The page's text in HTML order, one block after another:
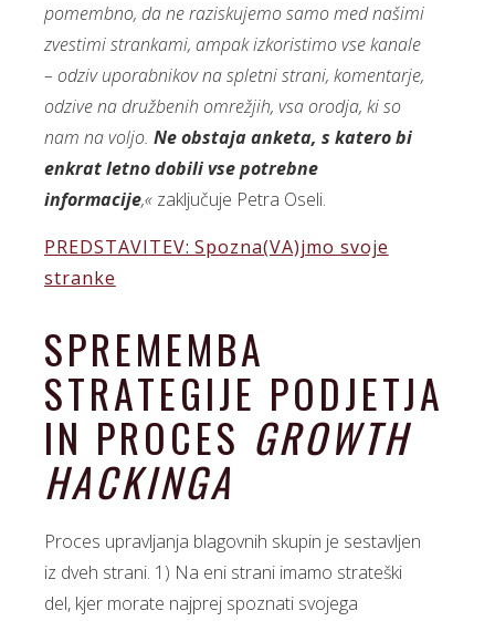
pomembno, da ne raziskujemo samo med našimi
zvestimi strankami, ampak izkoristimo vse kanale
– odziv uporabnikov na spletni strani, komentarje,
odzive na družbenih omrežjih, vsa orodja, ki so
nam na voljo. Ne obstaja anketa, s katero bi
enkrat letno dobili vse potrebne
informacije,« zaključuje Petra Oseli.
PREDSTAVITEV: Spozna(VA)jmo svoje
stranke
SPREMEMBA
STRATEGIJE PODJETJA
IN PROCES GROWTH
HACKINGA
Proces upravljanja blagovnih skupin je sestavljen
iz dveh strani. 1) Na eni strani imamo strateški
del, kjer morate najprej spoznati svojega